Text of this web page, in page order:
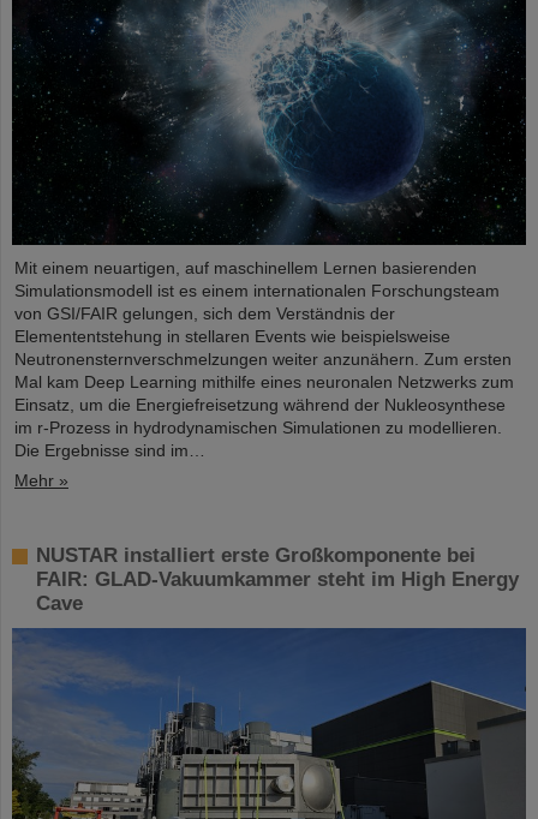
Mit einem neuartigen, auf maschinellem Lernen basierenden
Simulationsmodell ist es einem internationalen Forschungsteam
von GSI/FAIR gelungen, sich dem Verständnis der
Elemententstehung in stellaren Events wie beispielsweise
Neutronensternverschmelzungen weiter anzunähern. Zum ersten
Mal kam Deep Learning mithilfe eines neuronalen Netzwerks zum
Einsatz, um die Energiefreisetzung während der Nukleosynthese
im r-Prozess in hydrodynamischen Simulationen zu modellieren.
Die Ergebnisse sind im…
Mehr »
NUSTAR installiert erste Großkomponente bei
FAIR: GLAD-Vakuumkammer steht im High Energy
Cave